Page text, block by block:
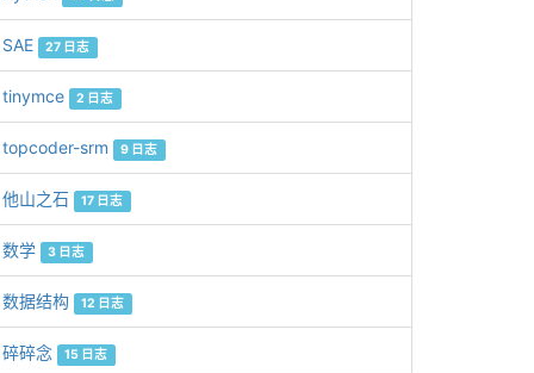
SAE 27 日志
tinymce 2 日志
topcoder-srm 9 日志
他山之石 17 日志
数学 3 日志
数据结构 12 日志
碎碎念 15 日志